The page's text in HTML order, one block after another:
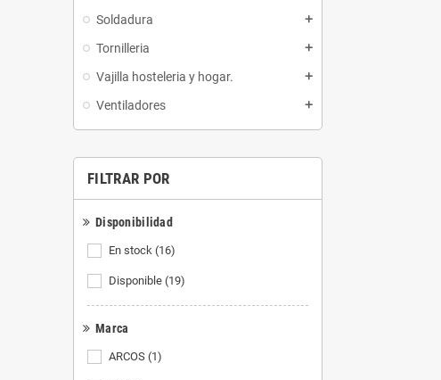
Soldadura
add
Tornilleria add
Vajilla hosteleria y hogar. add
Ventiladores add
FILTRAR POR
Disponibilidad
En stock (16)
Disponible (19)
Marca
ARCOS (1)